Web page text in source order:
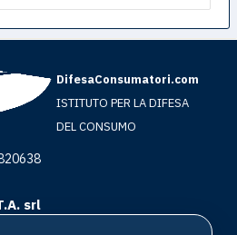
DifesaConsumatori.com
ISTITUTO PER LA DIFESA
DEL CONSUMO
srl